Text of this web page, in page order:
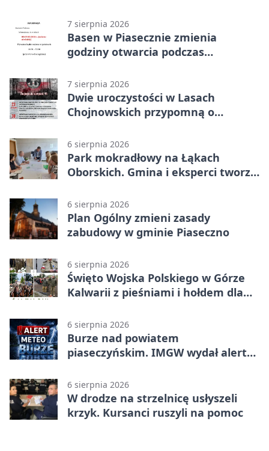
7 sierpnia 2026
Basen w Piasecznie zmienia
godziny otwarcia podczas
7 sierpnia 2026
Dwie uroczystości w Lasach
Chojnowskich przypomną o
6 sierpnia 2026
Park mokradłowy na Łąkach
Oborskich. Gmina i eksperci tworzą
6 sierpnia 2026
Plan Ogólny zmieni zasady
zabudowy w gminie Piaseczno
6 sierpnia 2026
Święto Wojska Polskiego w Górze
Kalwarii z pieśniami i hołdem dla
6 sierpnia 2026
Burze nad powiatem
piaseczyńskim. IMGW wydał alert
6 sierpnia 2026
W drodze na strzelnicę usłyszeli
krzyk. Kursanci ruszyli na pomoc